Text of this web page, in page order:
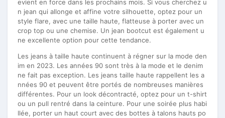
evient en force dans les prochains mois. Si vous cherchez u
n jean qui allonge et affine votre silhouette, optez pour un
style flare, avec une taille haute, flatteuse à porter avec un
crop top ou une chemise. Un jean bootcut est également u
ne excellente option pour cette tendance.
Les jeans à taille haute continuent à régner sur la mode den
im en 2023. Les années 90 sont très à la mode et le denim
ne fait pas exception. Les jeans taille haute rappellent les a
nnées 90 et peuvent être portés de nombreuses manières
différentes. Pour un look décontracté, optez pour un t-shirt
ou un pull rentré dans la ceinture. Pour une soirée plus habi
llée, porter un haut court avec des bottes à talons hauts po